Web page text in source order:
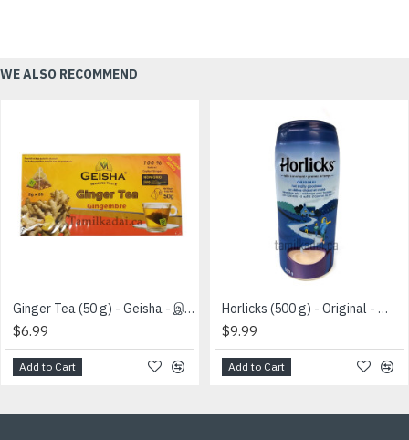
WE ALSO RECOMMEND
Ginger Tea (50 g) - Geisha - இஞ்சி தேயிலை
$6.99
Add to Cart
Horlicks (500 g) - Original - ஹார்லிக்ஸ்
$9.99
Add to Cart